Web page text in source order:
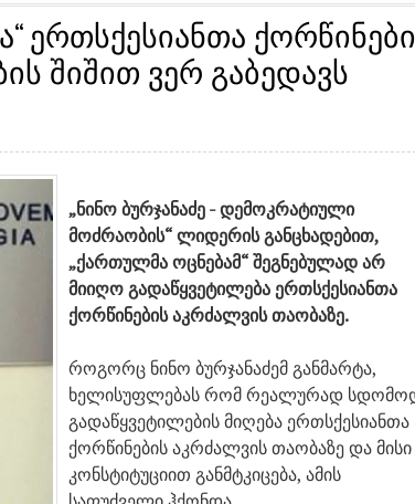
ერთსქესიანთა
შიშით ვერ გაბედავს
„ნინო ბურჯანაძე - დემოკრატიული
მოძრაობის“ ლიდერის განცხადებით,
„ქართულმა ოცნებამ“ შეგნებულად არ
მიიღო გადაწყვეტილება ერთსქესიანთა
ქორწინების აკრძალვის თაობაზე.
როგორც ნინო ბურჯანაძემ განმარტა,
ხელისუფლებას რომ რეალურად
გადაწყვეტილების მიღება ერთსქესიანთა
ქორწინების აკრძალვის თაობაზე და მისი
კონსტიტუციით განმტკიცება, ამის